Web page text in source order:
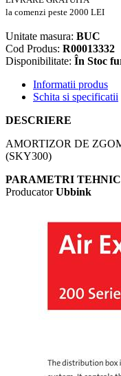
la comenzi peste 2000 LEI
Unitate masura: BUC
Cod Produs: R00013332
Disponibilitate: În Stoc
Informatii produs
Schita si specificatii
DESCRIERE
AMORTIZOR DE
(SKY300)
PARAMETRI
Producator Ubbink